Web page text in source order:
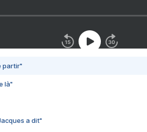
partir"
là"
a dit"